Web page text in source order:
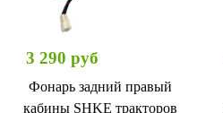
3 290 руб
Фонарь задний правый
кабины SHKE тракторов